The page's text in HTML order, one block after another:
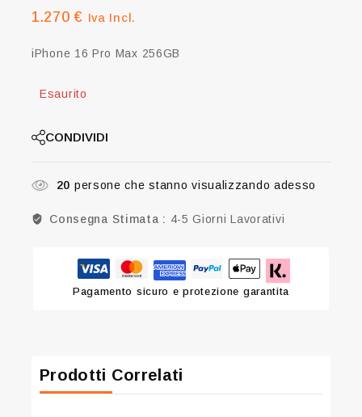
1.270€ Iva Incl.
iPhone 16 Pro Max 256GB
Esaurito
CONDIVIDI
20 persone che stanno visualizzando adesso
Consegna Stimata : 4-5 Giorni Lavorativi
Pagamento sicuro e protezione garantita
Prodotti Correlati